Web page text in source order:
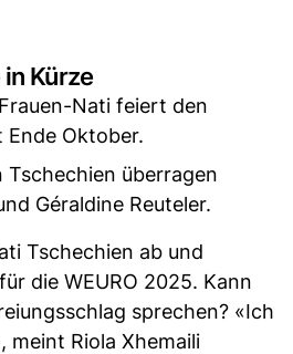
Kürze
Nati feiert den
Ende Oktober.
Tschechien überragen
Géraldine Reuteler.
Tschechien ab und
die WEURO 2025. Kann
sprechen? «Ich
meint Riola Xhemaili